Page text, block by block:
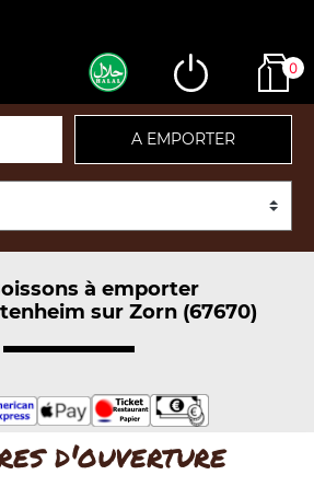
0
A EMPORTER
à emporter
sur Zorn (67670)
d'ouverture